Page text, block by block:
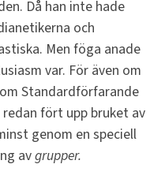
Då han inte hade
och
Men föga anade
var. För även om
Standardförfarande
redan fört upp bruket av
genom en speciell
avgrupper.